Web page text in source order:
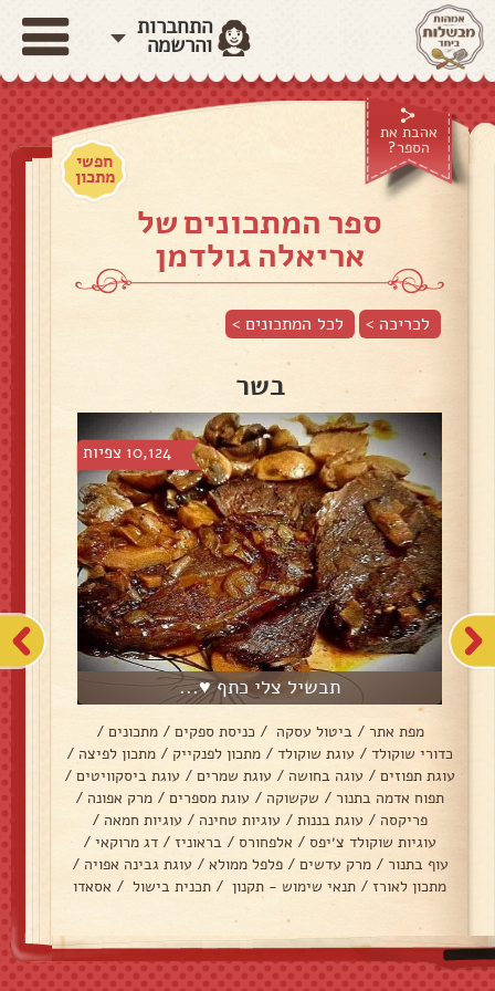
התחברות
והרשמה
אהבת את
הספר?
חפשי
מתכון
ספר המתכונים של
אריאלה גולדמן
לכריכה > לכל המתכונים >
בשר
10,124 צפיות
תבשיל צלי כתף ♥...
מפת אתר / ביטול עסקה / כניסת ספקים / מתכונים /
כדורי שוקולד / עוגת שוקולד / מתכון לפנקייק / מתכון לפיצה /
עוגת תפוזים / עוגה בחושה / עוגת שמרים / עוגת ביסקוויטים /
תפוח אדמה בתנור / שקשוקה / עוגת מספרים / מרק אפונה /
פריקסה / עוגת בננות / עוגיות טחינה / עוגיות חמאה /
עוגיות שוקולד צ׳יפס / אלפחורס / בראוניז / דג מרוקאי /
עוף בתנור / מרק עדשים / פלפל ממולא / עוגת גבינה אפויה /
מתכון לאורז / תנאי שימוש - תקנון / תכנית בישול / אסאדו